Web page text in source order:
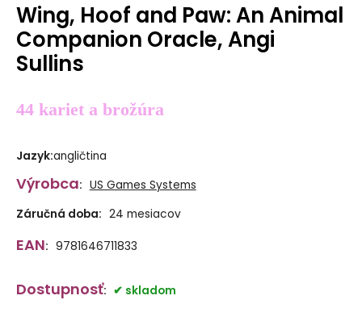
Wing, Hoof and Paw: An Animal
Companion Oracle, Angi
Sullins
44 kariet a brožúra
Jazyk:angličtina
Výrobca: US Games Systems
Záručná doba: 24 mesiacov
EAN: 9781646711833
Dostupnosť: skladom